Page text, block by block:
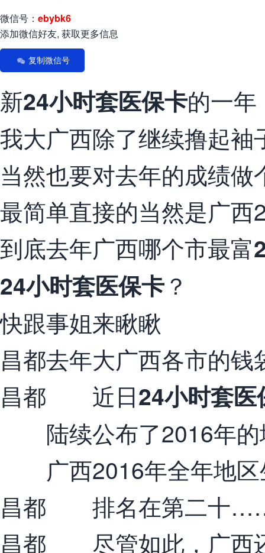
微信号： ebybk6
添加微信好友, 获取更多信息
复制微信号
新24小时套医保卡的一年
我大广西除了继续撸起袖
当然也要对去年的成绩做
最简单直接的当然是广西
到底去年广西哪个市最富
24小时套医保卡？
快跟事姐来瞅瞅
昌都去年大广西各市的钱
昌都 近日24小时套医
陆续公布了2016年的
广西2016年全年地区
昌都 排名在第二十
昌都 尽管如此，广西